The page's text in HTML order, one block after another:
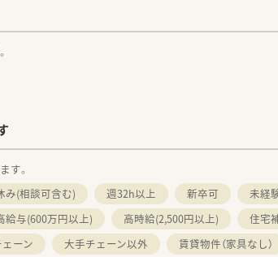
す。
み(相談可含む) 週32h以上 新卒可 未経
給与(600万円以上) 高時給(2,500円以上) 住宅
ーン 大手チェーン以外 賃貸物件（家具なし）